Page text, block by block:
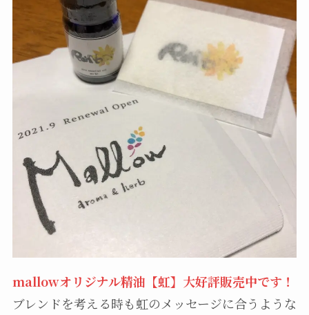
mallowオリジナル精油【虹】大好評販売中です！
ブレンドを考える時も虹のメッセージに合うような